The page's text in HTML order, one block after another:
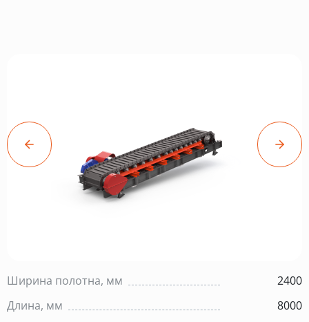
Ширина полотна, мм
2400
Длина, мм
8000